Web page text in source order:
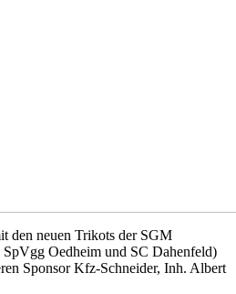
den neuen Trikots der SGM
Oedheim und SC Dahenfeld)
Sponsor Kfz-Schneider, Inh. Albert